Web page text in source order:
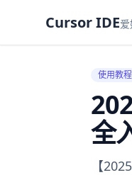
Cursor IDE
使用教程
全
【